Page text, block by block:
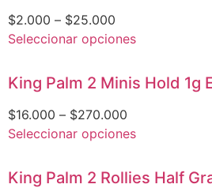
$2.000 – $25.000
Seleccionar opciones
King Palm 2 Minis Hold 1g
$16.000 – $270.000
Seleccionar opciones
King Palm 2 Rollies Half